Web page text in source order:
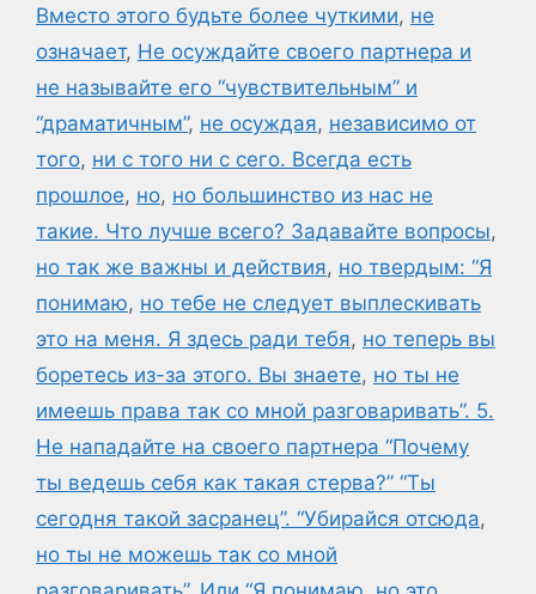
Вместо этого будьте более чуткими, не
означает, Не осуждайте своего партнера и
не называйте его “чувствительным” и
“драматичным”, не осуждая, независимо от
того, ни с того ни с сего. Всегда есть
прошлое, но, но большинство из нас не
такие. Что лучше всего? Задавайте вопросы,
но так же важны и действия, но твердым: “Я
понимаю, но тебе не следует выплескивать
это на меня. Я здесь ради тебя, но теперь вы
боретесь из-за этого. Вы знаете, но ты не
имеешь права так со мной разговаривать”. 5.
Не нападайте на своего партнера “Почему
ты ведешь себя как такая стерва?” “Ты
сегодня такой засранец”. “Убирайся отсюда,
но ты не можешь так со мной